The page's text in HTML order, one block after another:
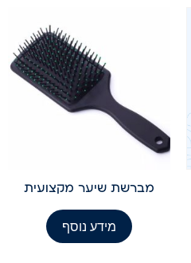
מברשת שיער מקצועית
מידע נוסף